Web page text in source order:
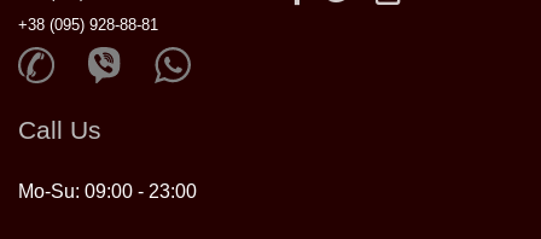
+38 (095) 928-88-81
Call Us
Mo-Su: 09:00 - 23:00